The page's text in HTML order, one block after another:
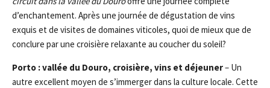
d’enchantement. Après une journée de dégustation de vins
exquis et de visites de domaines viticoles, quoi de mieux que de
conclure par une croisière relaxante au coucher du soleil?
Porto : vallée du Douro, croisière, vins et déjeuner– Un
autre excellent moyen de s’immerger dans la culture locale. Cette